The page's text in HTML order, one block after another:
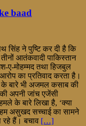
baad
सिंह ने पुष्टि कर दी है कि
आतंकवादी पाकिस्तान
ए-मोहम्मद तथा हिजबुल
का प्रतिवाद करता है।
बारे भी अजमल कसाब की
अपनी जांच एजेंसी
के बारे लिखा है, ‘क्या
हम असुखद सच्चाई का सामने
रहे हैं। बचाव […]